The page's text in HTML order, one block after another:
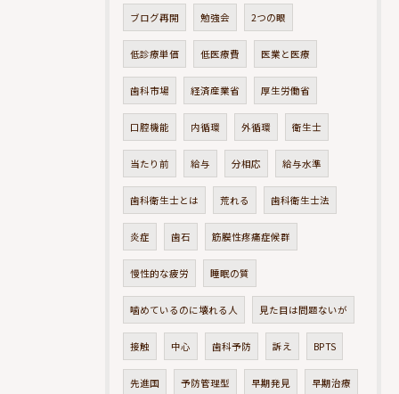
ブログ再開 勉強会 2つの眼
低診療単価 低医療費 医業と医療
歯科市場 経済産業省 厚生労働省
口腔機能 内循環 外循環 衛生士
当たり前 給与 分相応 給与水準
歯科衛生士とは 荒れる 歯科衛生士法
炎症 歯石 筋膜性疼痛症候群
慢性的な疲労 睡眠の質
噛めているのに壊れる人 見た目は問題ないが
接触 中心 歯科予防 訴え BPTS
先進国 予防管理型 早期発見 早期治療